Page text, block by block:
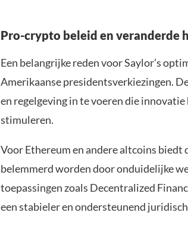
Pro-crypto beleid en veranderde
Een belangrijke reden voor Saylor’s
Amerikaanse presidentsverkiezingen.
en regelgeving in te voeren die
stimuleren.
Voor Ethereum en andere altcoins
belemmerd worden door onduidelijke
toepassingen zoals Decentralized
een stabieler en ondersteunend